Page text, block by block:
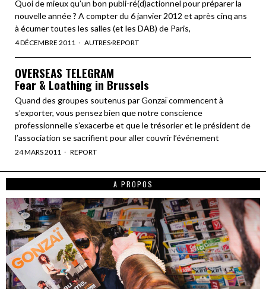
Quoi de mieux qu’un bon publi-ré(d)actionnel pour préparer la
nouvelle année ? A compter du 6 janvier 2012 et après cinq ans
à écumer toutes les salles (et les DAB) de Paris,
4 DÉCEMBRE 2011 AUTRES·REPORT
OVERSEAS TELEGRAM
Fear & Loathing in Brussels
Quand des groupes soutenus par Gonzaï commencent à
s’exporter, vous pensez bien que notre conscience
professionnelle s’exacerbe et que le trésorier et le président de
l’association se sacrifient pour aller couvrir l’événement
24 MARS 2011 REPORT
A PROPOS